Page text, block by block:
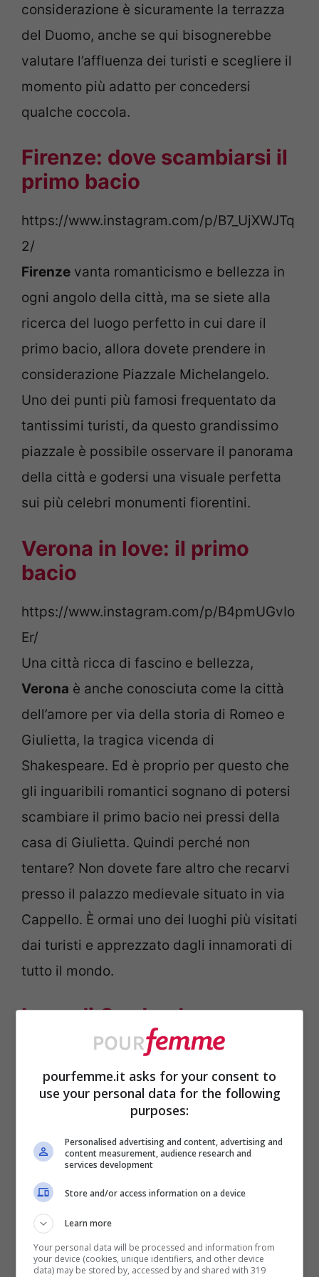
considerazione è sicuramente la terrazza
del Duomo, anche se qui bisognerebbe
valutare l’affluenza dei turisti e scegliere il
momento più adatto per concedersi
qualche coccola.
Firenze: dove scambiarsi il
primo bacio
https://www.instagram.com/p/B7_UjXWJTq
2/
Firenze vanta romanticismo e bellezza in
ogni angolo della città, ma se siete alla
ricerca del luogo perfetto in cui dare il
primo bacio, allora dovete prendere in
considerazione Piazzale Michelangelo.
Uno dei punti più famosi frequentato da
tantissimi turisti, da questo grandissimo
piazzale è possibile osservare il panorama
della città e godersi una visuale perfetta
sui più celebri monumenti fiorentini.
Verona in love: il primo
bacio
https://www.instagram.com/p/B4pmUGvIo
Er/
Una città ricca di fascino e bellezza,
Verona è anche conosciuta come la città
dell’amore per via della storia di Romeo e
Giulietta, la tragica vicenda di
Shakespeare. Ed è proprio per questo che
gli inguaribili romantici sognano di potersi
scambiare il primo bacio nei pressi della
casa di Giulietta. Quindi perché non
tentare? Non dovete fare altro che recarvi
presso il palazzo medievale situato in via
Cappello. È ormai uno dei luoghi più visitati
dai turisti e apprezzato dagli innamorati di
tutto il mondo.
Lago di Garda: dove
baciarsi?
https://www.instagram.com/p/B0l3j_Yocnt
romantico sulLago di Garda, allora
dovreste inserire assolutamente la
seguente meta: la Rocca di Manerba. È un
museo a cielo aperto, una vera e propria
Riserva naturale con un parco
pourfemme.it asks for your consent to
use your personal data for the following
purposes:
Personalised advertising and content, advertising and
content measurement, audience research and
services development
Store and/or access information on a device
Learn more
Your personal data will be processed and information from
your device (cookies, unique identifiers, and other device
data) may be stored by, accessed by and shared with 319